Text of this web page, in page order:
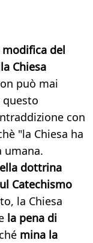
modifica del
Chiesa
può mai
questo
con
"la Chiesa ha
umana.
dottrina
Catechismo
la Chiesa
la pena di
mina la